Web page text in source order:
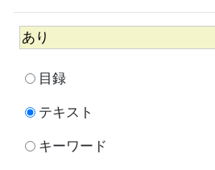
目録
テキスト
キーワード